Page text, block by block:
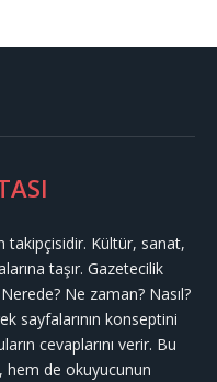
takipçisidir. Kültür, sanat,
taşır. Gazetecilik
Ne zaman? Nasıl?
sayfalarının konseptini
cevaplarını verir. Bu
hem de okuyucunun